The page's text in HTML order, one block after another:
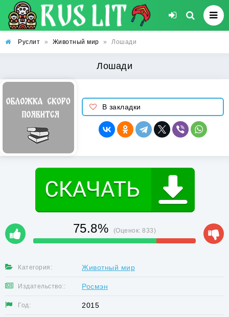
Руслит » Животный мир » Лошади
Лошади
В закладки
75.8% (Оценок:833)
Категория: Животный мир
Издательство:: Росмэн
Год: 2015